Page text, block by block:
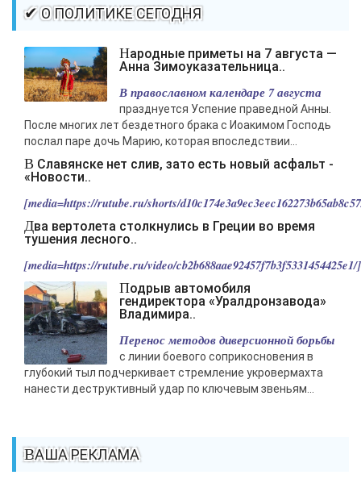
-- Самое большое богатство — это ум. Самая большая нищета —
глупость. Из всех страхов самый пугающий — самолюбование.
-- Лучшее, что можно сделать с хорошим советом, это пропустить его
мимо ушей. Он никогда не бывает полезен никому, кроме того, кто его
дал.
-- Люблю давать советы и очень не люблю, когда их дают мне.
✔ О ПОЛИТИКЕ СЕГОДНЯ
Народные приметы на 7 августа —
Анна Зимоуказательница..
В православном календаре 7 августа
празднуется Успение праведной Анны.
После многих лет бездетного брака с Иоакимом Господь
послал паре дочь Марию, которая впоследствии...
В Славянске нет слив, зато есть новый асфальт -
«Новости..
[media=https://rutube.ru/shorts/
Два вертолета столкнулись в Греции во время
тушения лесного..
[media=https://rutube.ru/video/
Подрыв автомобиля
гендиректора «Уралдронзавода»
Владимира..
Перенос методов диверсионной борьбы
с линии боевого соприкосновения в
глубокий тыл подчеркивает стремление укровермахта
нанести деструктивный удар по ключевым звеньям...
ВАША РЕКЛАМА